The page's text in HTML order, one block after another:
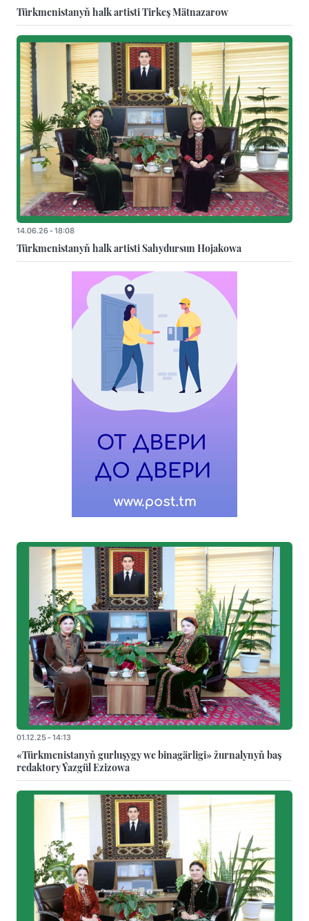
Türkmenistanyň halk artisti Tirkeş Mätnazarow
14.06.26 - 18:08
Türkmenistanyň halk artisti Sahydursun Hojakowa
01.12.25 - 14:13
«Türkmenistanyň gurluşygy we binagärligi» žurnalynyň baş
redaktory Ýazgül Ezizowa